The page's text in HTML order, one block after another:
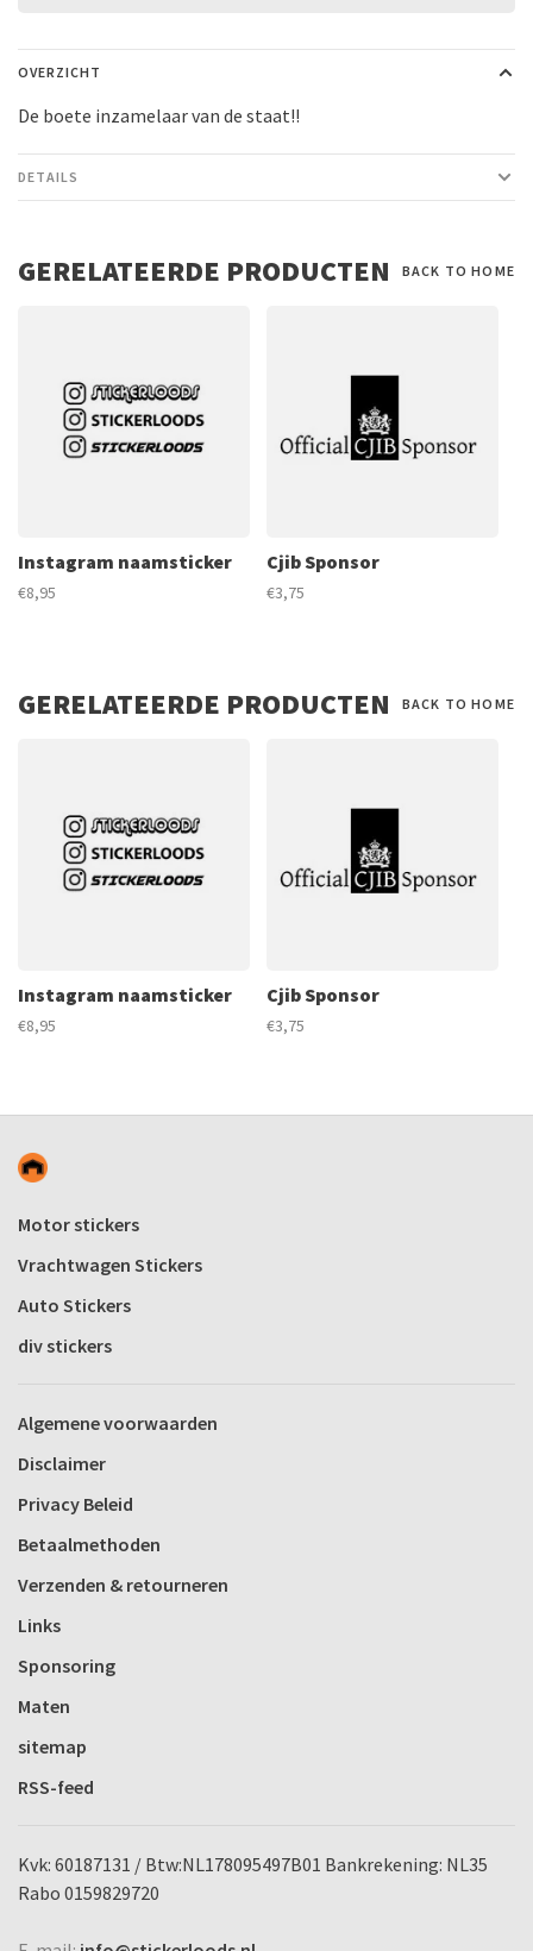
OVERZICHT
De boete inzamelaar van de staat!!
DETAILS
GERELATEERDE PRODUCTEN BACK TO HOME
Instagram naamsticker
€8,95
Cjib Sponsor
€3,75
GERELATEERDE PRODUCTEN BACK TO HOME
Instagram naamsticker
€8,95
Cjib Sponsor
€3,75
Motor stickers
Vrachtwagen Stickers
Auto Stickers
div stickers
Algemene voorwaarden
Disclaimer
Privacy Beleid
Betaalmethoden
Verzenden & retourneren
Links
Sponsoring
Maten
sitemap
RSS-feed
Kvk: 60187131 / Btw:NL178095497B01 Bankrekening: NL35
Rabo 0159829720